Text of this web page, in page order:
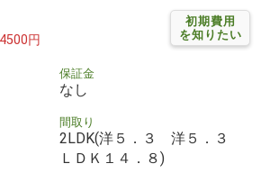
初期費用
を知りたい
円
保証金
なし
間取り
2LDK(洋５．３ 洋５．３
ＬＤＫ１４．８)